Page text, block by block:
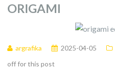
ORIGAMI
argrafika 2025-04-05
off for this post